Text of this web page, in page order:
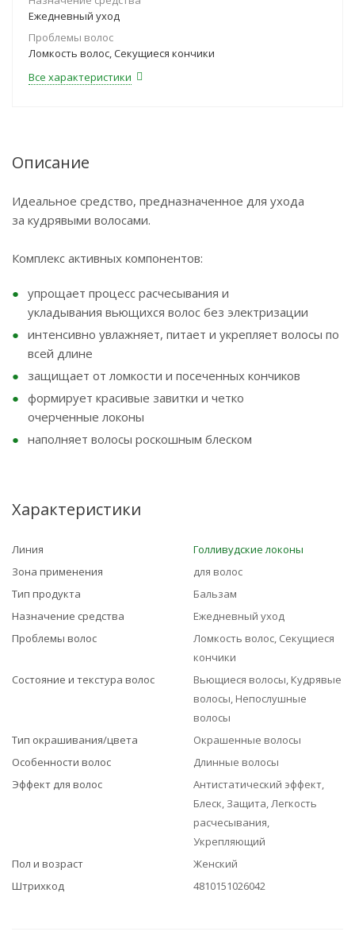
Ежедневный уход
Проблемы волос
Ломкость волос, Секущиеся кончики
Все характеристики
Описание
Идеальное средство, предназначенное для ухода
за кудрявыми волосами.
Комплекс активных компонентов:
упрощает процесс расчесывания и
укладывания вьющихся волос без электризации
интенсивно увлажняет, питает и укрепляет волосы по
всей длине
защищает от ломкости и посеченных кончиков
формирует красивые завитки и четко
очерченные локоны
наполняет волосы роскошным блеском
Характеристики
Линия
Голливудские локоны
Зона применения
для волос
Тип продукта
Бальзам
Назначение средства
Ежедневный уход
Проблемы волос
Ломкость волос, Секущиеся
кончики
Состояние и текстура волос
Вьющиеся волосы, Кудрявые
волосы, Непослушные
волосы
Тип окрашивания/цвета
Окрашенные волосы
Особенности волос
Длинные волосы
Эффект для волос
Антистатический эффект,
Блеск, Защита, Легкость
расчесывания,
Укрепляющий
Пол и возраст
Женский
Штрихкод
4810151026042